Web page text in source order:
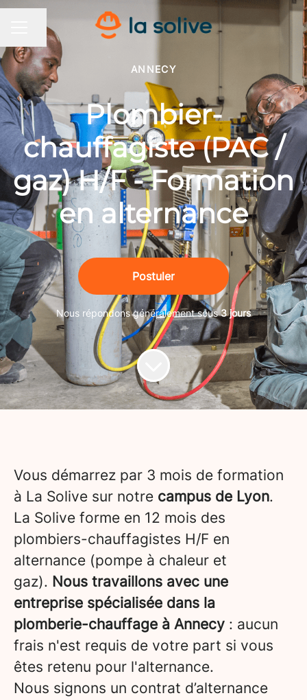
MENU CARRIÈRE
Partager la page
ANNECY
Plombier-
chauffagiste (PAC /
gaz) H/F - Formation
en alternance
Postuler
Nous répondons généralement sous3 jours
Vous démarrez par 3 mois de formation
à La Solive sur notre campus de Lyon.
La Solive forme en 12 mois des
plombiers-chauffagistes H/F en
alternance (pompe à chaleur et
gaz). Nous travaillons avec une
entreprise spécialisée dans la
plomberie-chauffage à Annecy : aucun
frais n'est requis de votre part si vous
êtes retenu pour l'alternance.
Nous signons un contrat d’alternance